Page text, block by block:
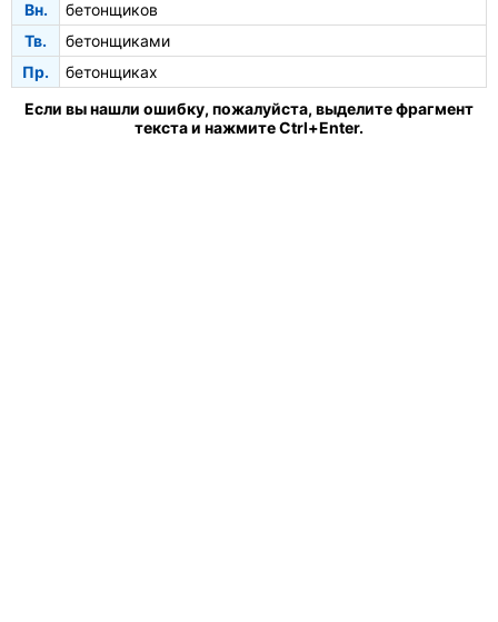
Вн.
бетонщиков
Тв.
бетонщиками
Пр.
бетонщиках
Если вы нашли ошибку, пожалуйста, выделите фрагмент
текста и нажмите Ctrl+Enter.